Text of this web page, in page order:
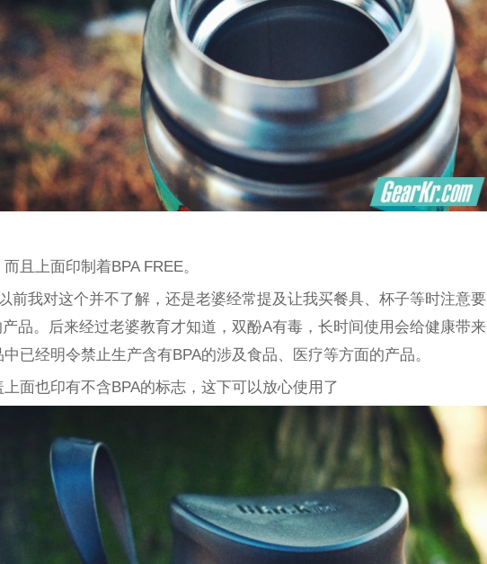
且上面印制着BPA FREE。
前我对这个并不了解，还是老婆经常提及让我买餐具、杯子等时注意要
品。后来经过老婆教育才知道，双酚A有毒，长时间使用会给健康带来
已经明令禁止生产含有BPA的涉及食品、医疗等方面的产品。
面也印有不含BPA的标志，这下可以放心使用了